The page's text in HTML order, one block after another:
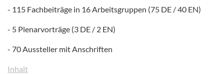
- 115 Fachbeiträge in 16 Arbeitsgruppen (75 DE / 40 EN)
- 5 Plenarvorträge (3 DE / 2 EN)
- 70 Aussteller mit Anschriften
Inhalt